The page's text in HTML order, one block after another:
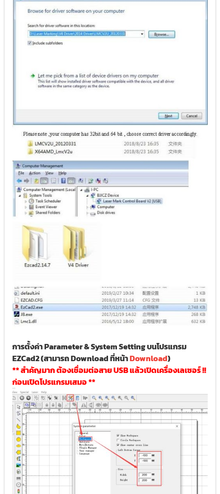
การตั้งค่า Parameter & System Setting บนโปรแกรม
EZCad2 (สามารถ Download ที่หน้าDownload)
** สำคัญมาก ต้องเชื่อมต่อสาย USB แล้วเปิดเครื่องเลเซอร์ !!
ก่อนเปิดโปรแกรมเสมอ **